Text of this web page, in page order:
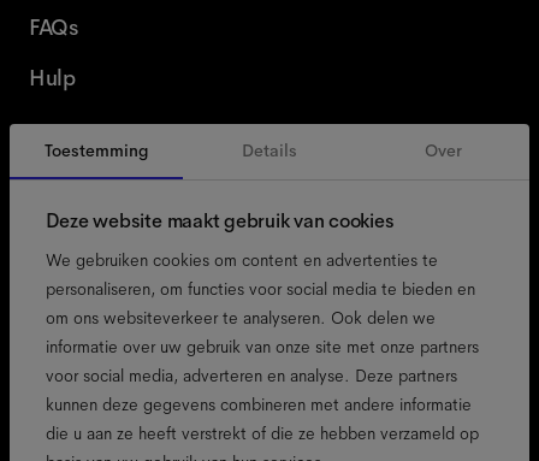
Toestemming Details Over
Deze website maakt gebruik van cookies
We gebruiken cookies om content en advertenties te
personaliseren, om functies voor social media te bieden en
om ons websiteverkeer te analyseren. Ook delen we
informatie over uw gebruik van onze site met onze partners
voor social media, adverteren en analyse. Deze partners
kunnen deze gegevens combineren met andere informatie
die u aan ze heeft verstrekt of die ze hebben verzameld op
FAQs
Hulp
België Dutch
toegankelijkheid
cookiebeleid
colofon
privacybeleid